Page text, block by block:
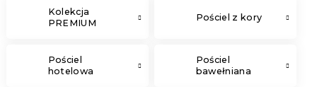
Kolekcja
PREMIUM
Pościel z kory
Pościel
hotelowa
Pościel
bawełniana